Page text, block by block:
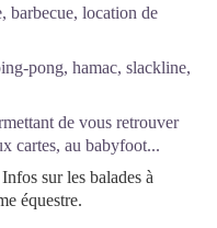
barbecue, location de
pong, hamac, slackline,
de vous retrouver
cartes, au babyfoot...
sur les balades à
équestre.